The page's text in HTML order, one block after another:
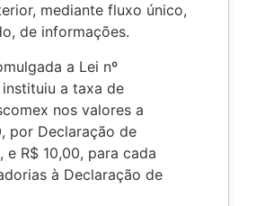
mediante fluxo único,
de informações.
a Lei nº
a taxa de
nos valores a
por Declaração de
e R$ 10,00, para cada
à Declaração de